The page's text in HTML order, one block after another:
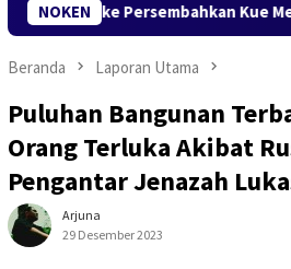
NOKENPersembahkan Kue Merah
Beranda Laporan Utama
Puluhan Bangunan
Orang Terluka Akibat
Pengantar Jenazah
Arjuna
29 Desember 2023